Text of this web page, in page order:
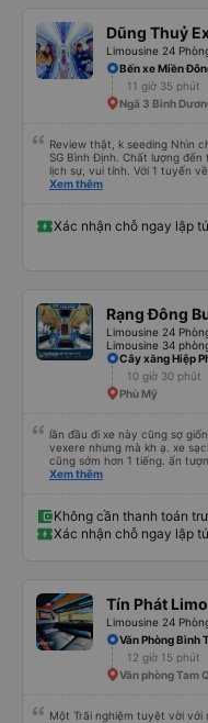
Dũng Thuỷ
Limousine 24
Bến xe Miền
11 giờ 35 phút
Ngã 3 Bình
Review thật, k seeding Nhìn
SG Bình Định. Chất lượng
lịch sự, vui tính. Với 1 tuyến
này là điểm cộng lớn, thường
định ủng hộ tiếp nhà xe này.
xe chạy thêm nhiều khung
điểm trừ thì chỉ có thgian trả
Xem thêm
Xác nhận chỗ ngay lập
Rạng Đông
Limousine 24
Limousine 34
Cây xăng Hiệp
10 giờ 30 phút
Phù Mỹ
lần đầu đi xe này cũng sợ
vexere nhưng mà kh ạ. xe
cũng sớm hơn 1 tiếng. ấn tượng: + xe chạy êm + tài xế và lơ xe đều
thiện dễ thương. thật ra cũng
an sương, xe dừng đúng 3 lần (cả ăn tối)
là khi gần tới chỗ ăn tối sẽ có
tế chỉ dừng khoảng 25p, chắc
Xem thêm
Không cần thanh toán
Xác nhận chỗ ngay lập
Tín Phát
Limousine 24
Văn Phòng Bình
12 giờ 15 phút
Văn phòng Tam
Một Trãi nghiệm tuyệt vời với